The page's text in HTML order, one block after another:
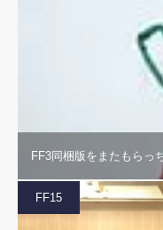
FF3同梱版をまたもらっ
FF15